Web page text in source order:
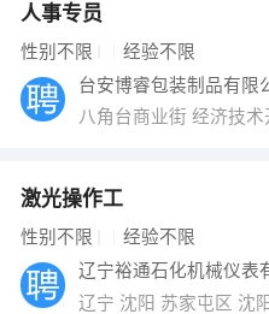
跟单
其他职位
人事专员
性别不限 经验不限
台安博睿包装制品有限
八角台商业街 经济技术
激光操作工
性别不限 经验不限
辽宁裕通石化机械仪表
辽宁 沈阳 苏家屯区 沈